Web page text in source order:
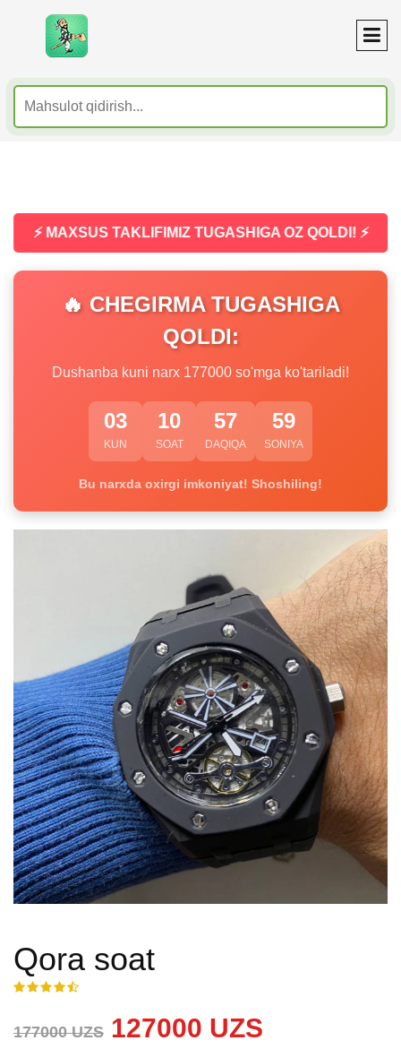
⚡ MAXSUS TAKLIFIMIZ TUGASHIGA OZ QOLDI! ⚡
🔥 CHEGIRMA TUGASHIGA
QOLDI:
Dushanba kuni narx 177000 so'mga ko'tariladi!
03
KUN
10
SOAT
57
DAQIQA
58
SONIYA
Bu narxda oxirgi imkoniyat! Shoshiling!
Qora soat
177000 UZS 127000 UZS